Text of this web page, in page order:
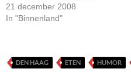
21 december 2008
In "Binnenland"
DEN HAAG ETEN HUMOR